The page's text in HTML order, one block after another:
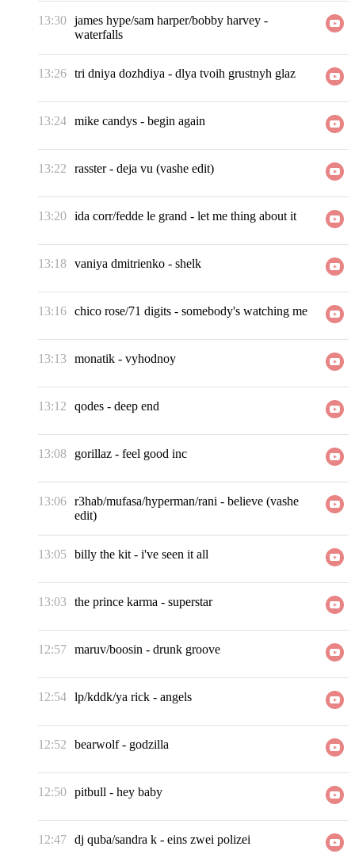
13:30 james hype/sam harper/bobby harvey -
waterfalls
13:26 tri dniya dozhdiya - dlya tvoih grustnyh glaz
13:24 mike candys - begin again
13:22 rasster- deja vu (vashe edit)
13:20 ida corr/fedde le grand - let me thing about it
13:18 vaniya dmitrienko - shelk
13:16 chico rose/71 digits - somebody's watching me
13:13 monatik - vyhodnoy
13:12 qodes - deep end
13:08 gorillaz - feel good inc
13:06 r3hab/mufasa/hyperman/rani - believe (vashe
edit)
13:05 billy the kit - i've seen it all
13:03 the prince karma - superstar
12:57 maruv/boosin - drunk groove
12:54 lp/kddk/ya rick - angels
12:52 bearwolf- godzilla
12:50 pitbull - hey baby
12:47 dj quba/sandra k - eins zwei polizei